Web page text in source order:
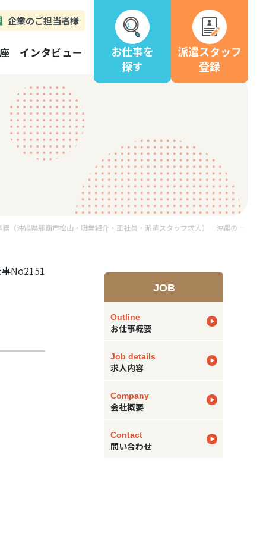
企業のご担当者様
インタビュー
お仕事を
探す
派遣スタッフ
登録
経理事務（沖縄県那覇市松山・職業紹介・正社員・派遣スタッフ求人）｜沖縄の求人を探す
No2151
JOB
Outline
お仕事概要
Job details
求人内容
Company
会社概要
Contact
問い合わせ